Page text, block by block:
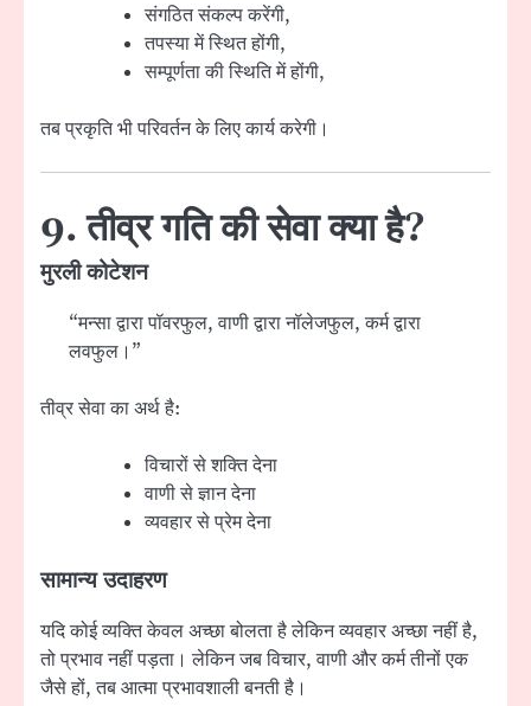
संगठित संकल्प करेंगी,
तपस्या में स्थित होंगी,
सम्पूर्णता की स्थिति में होंगी,
तब प्रकृति भी परिवर्तन के लिए कार्य करेगी।
9. तीव्र गति की सेवा क्या है?
मुरली कोटेशन
“मन्सा द्वारा पॉवरफुल, वाणी द्वारा नॉलेजफुल, कर्म द्वारा
लवफुल।”
तीव्र सेवा का अर्थ है:
विचारों से शक्ति देना
वाणी से ज्ञान देना
व्यवहार से प्रेम देना
सामान्य उदाहरण
यदि कोई व्यक्ति केवल अच्छा बोलता है लेकिन व्यवहार अच्छा नहीं है,
तो प्रभाव नहीं पड़ता। लेकिन जब विचार, वाणी और कर्म तीनों एक
जैसे हों, तब आत्मा प्रभावशाली बनती है।